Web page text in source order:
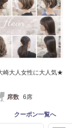
崎大人女性に大人気★
席数 6席
クーポン一覧へ